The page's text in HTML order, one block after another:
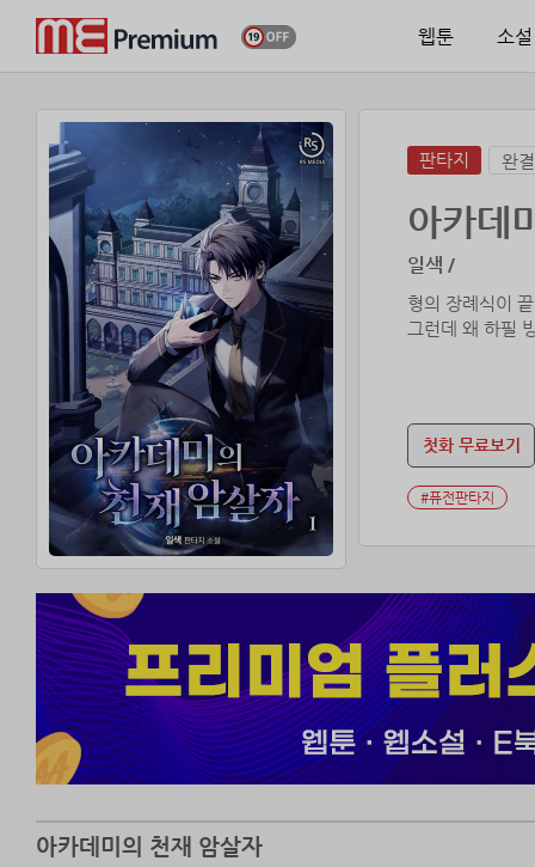
웹툰 소설
판타지 완결
아카데
일색 /
형의 장례식이
그런데 왜 하필
첫화 무료보기
#퓨전판타지
아카데미의 천재 암살자